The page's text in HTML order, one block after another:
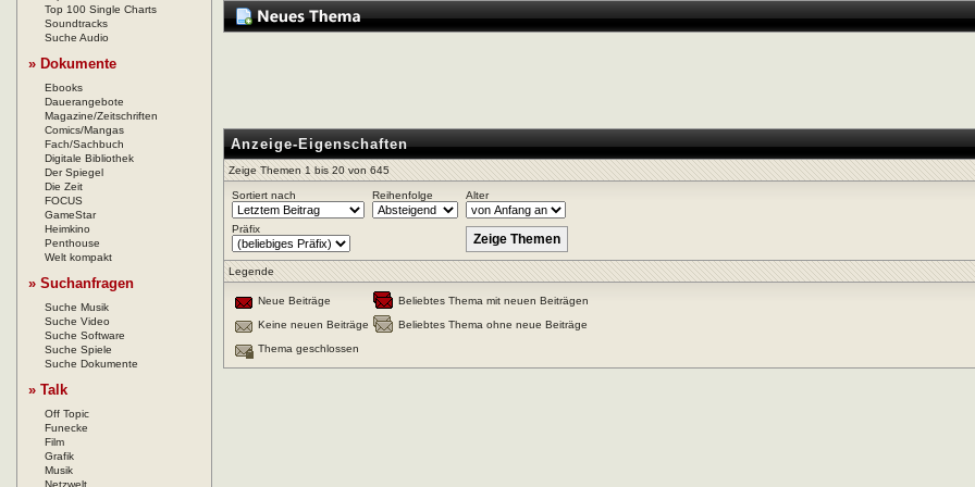
Top 100 Single Charts
Soundtracks
Suche Audio
» Dokumente
Ebooks
Dauerangebote
Magazine/Zeitschriften
Comics/Mangas
Fach/Sachbuch
Digitale Bibliothek
Der Spiegel
Die Zeit
FOCUS
GameStar
Heimkino
Penthouse
Welt kompakt
» Suchanfragen
Suche Musik
Suche Video
Suche Software
Suche Spiele
Suche Dokumente
» Talk
Off Topic
Funecke
Film
Grafik
Musik
Anzeige-Eigenschaften
Zeige Themen 1 bis 20 von 645
Sortiert nach Reihenfolge Alter
Präfix
Legende
Neue Beiträge
Beliebtes Thema mit neuen Beiträgen
Keine neuen Beiträge
Beliebtes Thema ohne neue Beiträge
Thema geschlossen